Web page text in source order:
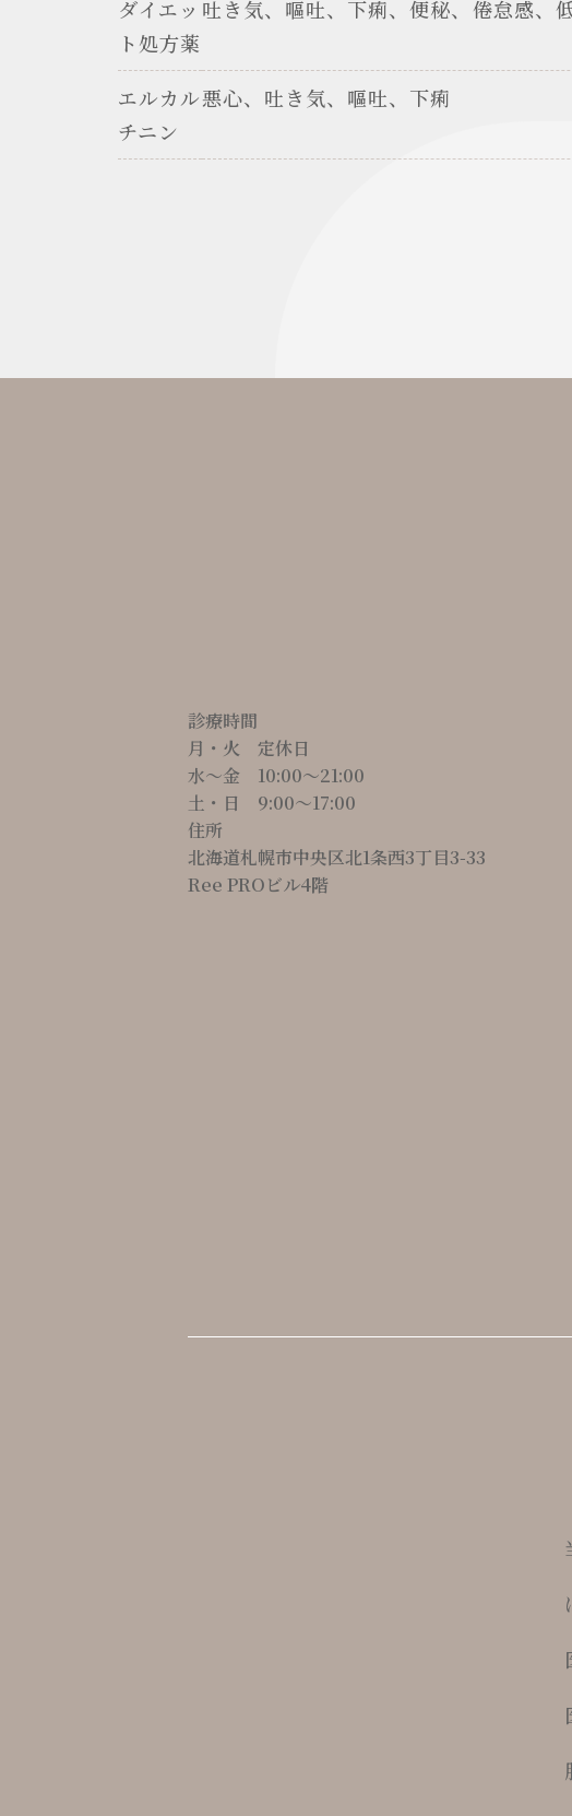
ダイエッ
ト処方薬
吐き気、嘔吐、下痢、便秘、倦怠感、
エルカル
チニン
悪心、吐き気、嘔吐、下痢
診療時間
月・火 定休日
水～金 10:00〜21:00
土・日 9:00〜17:00
住所
北海道札幌市中央区北1条西3丁目3-33
Ree PROビル4階